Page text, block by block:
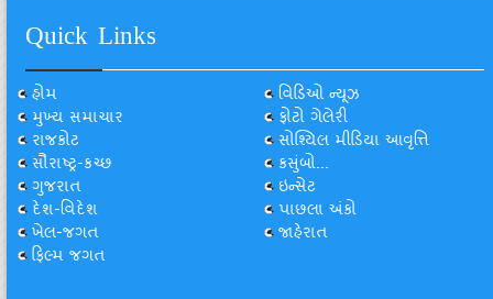
Quick Links
હોમ
મુખ્ય સમાચાર
રાજકોટ
સૌરાષ્ટ્ર-કચ્છ
ગુજરાત
દેશ-વિદેશ
ખેલ-જગત
ફિલ્મ જગત
વિડિઓ ન્યૂઝ
ફોટો ગેલેરી
સોશ્યિલ મીડિયા આવૃત્તિ
કસુંબો...
ઇન્સેટ
પાછલા અંકો
જાહેરાત